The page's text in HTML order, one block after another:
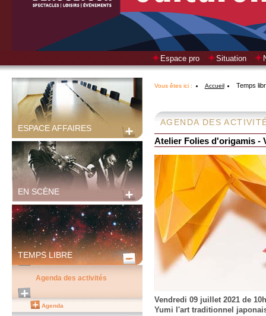
Espace pro Situation
ESPACE AFFAIRES
EN SCÈNE
TEMPS LIBRE
Agenda des activités
Agenda
Vous êtes ici : Accueil Temps
AGENDA DES
Atelier Folies d'origamis -
Vendredi 09 juillet 2021 de
Yumi l'art traditionnel